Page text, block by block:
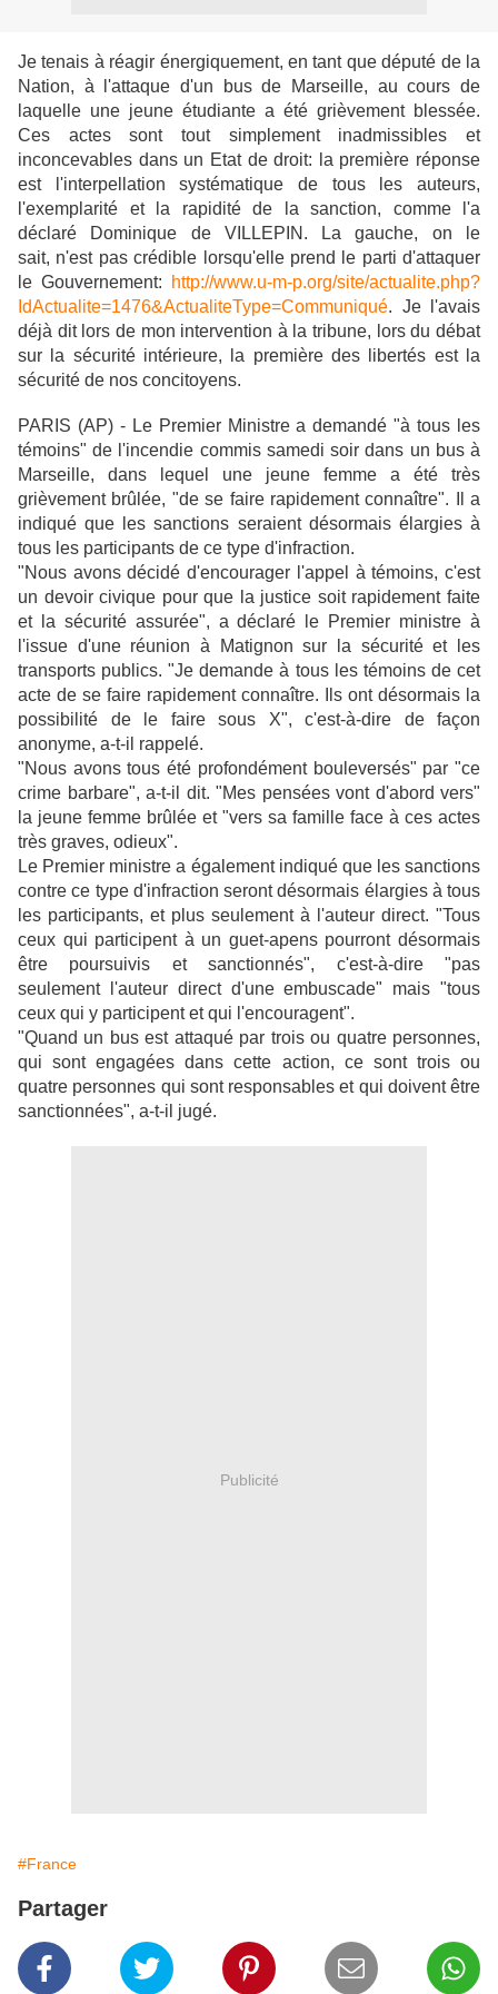
Je tenais à réagir énergiquement, en tant que député de la
Nation, à l'attaque d'un bus de Marseille, au cours de
laquelle une jeune étudiante a été grièvement blessée.
Ces actes sont tout simplement inadmissibles et
inconcevables dans un Etat de droit: la première réponse
est l'interpellation systématique de tous les auteurs,
l'exemplarité et la rapidité de la sanction, comme l'a
déclaré Dominique de VILLEPIN. La gauche, on le
sait, n'est pas crédible lorsqu'elle prend le parti d'attaquer
le Gouvernement:
http://www.u-m-p.org/site/actualite.php?
IdActualite=1476&ActualiteType=Communiqué. Je l'avais
déjà dit lors de mon intervention à la tribune, lors du débat
sur la sécurité intérieure, la première des libertés est la
sécurité de nos concitoyens.
PARIS (AP) - Le Premier Ministrea demandé "à tous les
témoins" de l'incendie commis samedi soir dans un bus à
Marseille, dans lequel une jeune femme a été très
grièvement brûlée, "de se faire rapidement connaître". Il a
indiqué que les sanctions seraient désormais élargies à
tous les participants de ce type d'infraction.
"Nous avons décidé d'encourager l'appel à témoins, c'est
un devoir civique pour que la justice soit rapidement faite
et la sécurité assurée", a déclaré le Premier ministre à
l'issue d'une réunion à Matignon sur la sécurité et les
transports publics. "Je demande à tous les témoins de cet
acte de se faire rapidement connaître. Ils ont désormais la
possibilité de le faire sous X", c'est-à-dire de façon
anonyme, a-t-il rappelé.
"Nous avons tous été profondément bouleversés" par "ce
crime barbare", a-t-il dit. "Mes pensées vont d'abord vers"
la jeune femme brûlée et "vers sa famille face à ces actes
très graves, odieux".
Le Premier ministre a également indiqué que les sanctions
contre ce type d'infraction seront désormais élargies à tous
les participants, et plus seulement à l'auteur direct. "Tous
ceux qui participent à un guet-apens pourront désormais
être poursuivis et sanctionnés", c'est-à-dire "pas
seulement l'auteur direct d'une embuscade" mais "tous
ceux qui y participent et qui l'encouragent".
"Quand un bus est attaqué par trois ou quatre personnes,
qui sont engagées dans cette action, ce sont trois ou
quatre personnes qui sont responsables et qui doivent être
sanctionnées", a-t-il jugé.
Publicité
#France
Partager